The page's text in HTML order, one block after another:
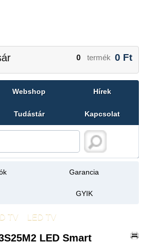
0 termék 0 Ft
Webshop Hírek
Tudástár Kapcsolat
Garancia
GYIK
TV LED TV
LED Smart